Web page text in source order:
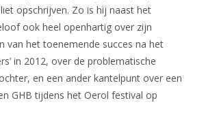
opschrijven. Zo is hij naast het
ook heel openhartig over zijn
van het toenemende succes na het
in 2012, over de problematische
en een ander kantelpunt over een
GHB tijdens het Oerol festival op